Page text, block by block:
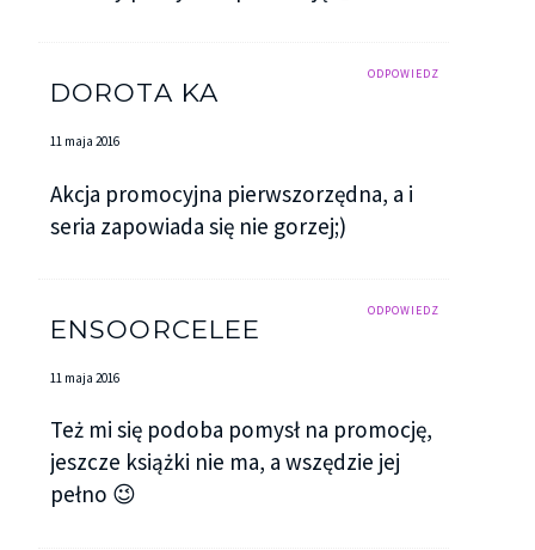
ODPOWIEDZ
DOROTA KA
11 maja 2016
Akcja promocyjna pierwszorzędna, a i
seria zapowiada się nie gorzej;)
ODPOWIEDZ
ENSOORCELEE
11 maja 2016
Też mi się podoba pomysł na promocję,
jeszcze książki nie ma, a wszędzie jej
pełno 😉